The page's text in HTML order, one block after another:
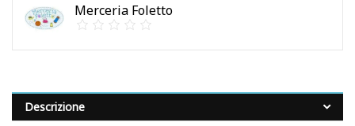
Merceria Foletto
Descrizione